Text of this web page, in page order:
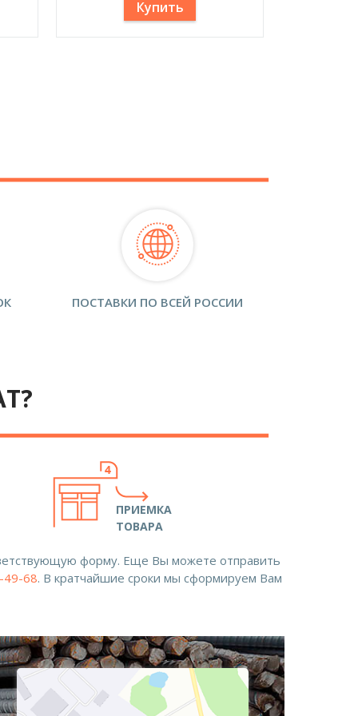
Купить
ПОСТАВКИ ПО ВСЕЙ РОССИИ
ПРИЕМКА
ТОВАРА
форму. Еще Вы можете отправить
49-68. В кратчайшие сроки мы сформируем Вам